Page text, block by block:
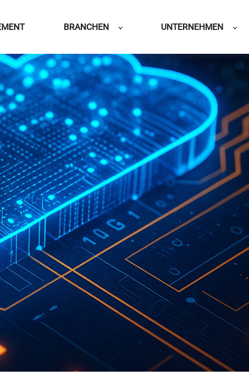
BRANCHEN UNTERNEHMEN